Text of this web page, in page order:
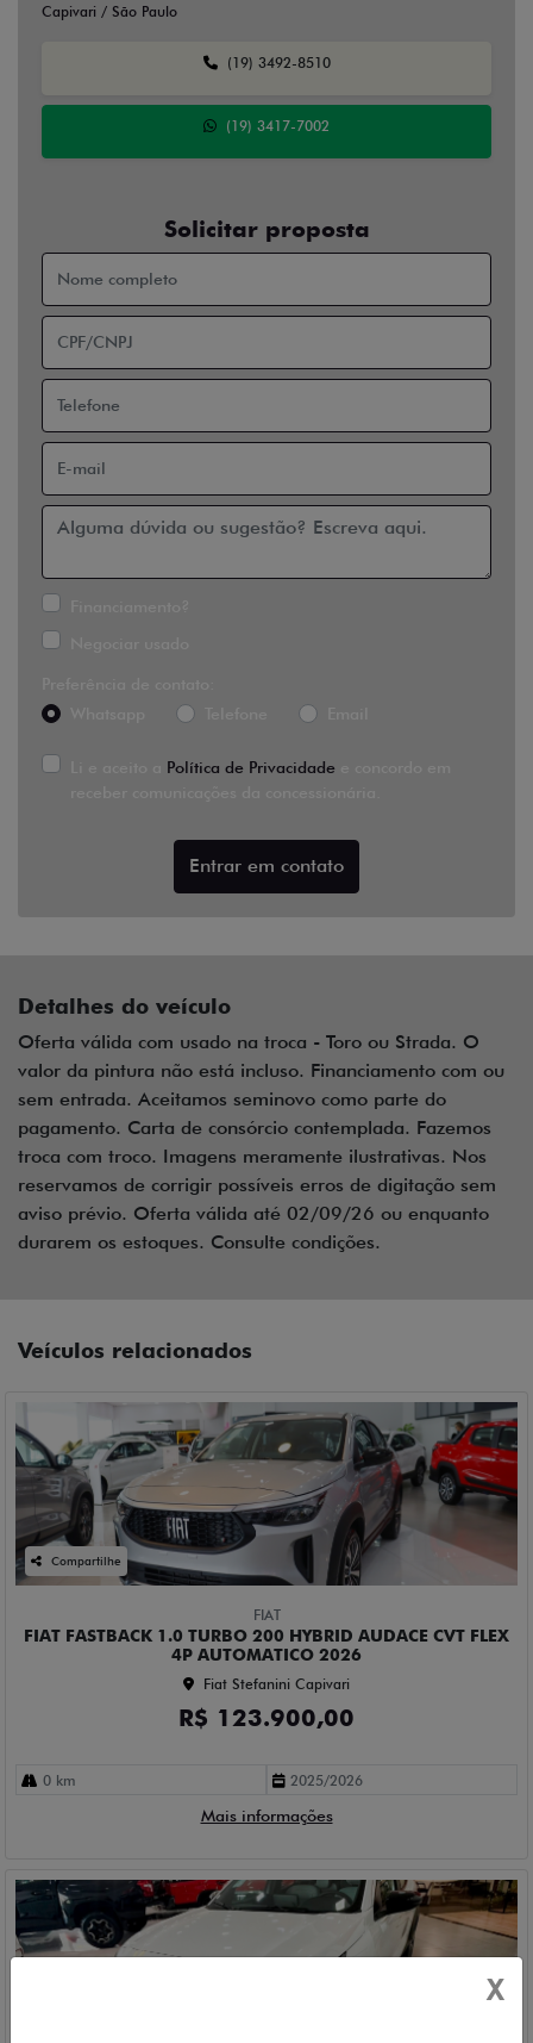
Capivari / São Paulo
(19) 3492-8510
(19) 3417-7002
Solicitar proposta
Política de Privacidade
Entrar em contato
Detalhes do veículo
Oferta válida com usado na troca - Toro ou Strada. O
valor da pintura não está incluso. Financiamento com ou
sem entrada. Aceitamos seminovo como parte do
pagamento. Carta de consórcio contemplada. Fazemos
troca com troco. Imagens meramente ilustrativas. Nos
reservamos de corrigir possíveis erros de digitação sem
aviso prévio. Oferta válida até 02/09/26 ou enquanto
durarem os estoques. Consulte condições.
Veículos relacionados
Compartilhe
FIAT
FIAT FASTBACK 1.0 TURBO 200 HYBRID AUDACE CVT FLEX
4P AUTOMATICO 2026
Fiat Stefanini Capivari
R$ 123.900,00
0 km 2025/2026
Mais informações
X